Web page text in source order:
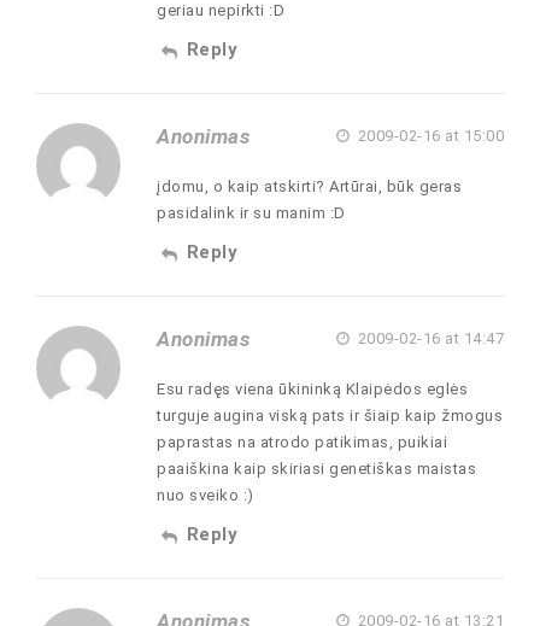
geriau nepirkti :D
Reply
Anonimas 2009-02-16 at 15:00
įdomu, o kaip atskirti? Artūrai, būk geras
pasidalink ir su manim :D
Reply
Anonimas 2009-02-16 at 14:47
Esu radęs viena ūkininką Klaipėdos eglės
turguje augina viską pats ir šiaip kaip žmogus
paprastas na atrodo patikimas, puikiai
paaiškina kaip skiriasi genetiškas maistas
nuo sveiko :)
Reply
Anonimas 2009-02-16 at 13:21